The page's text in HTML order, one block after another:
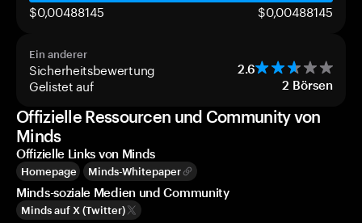
$0,00488145 $0,00488145
Ein anderer
Sicherheitsbewertung 2.6
Gelistet auf 2 Börsen
Offizielle Ressourcen und Community von
Minds
Offizielle Links von Minds
Homepage Minds-Whitepaper
Minds-soziale Medien und Community
Minds auf X (Twitter)